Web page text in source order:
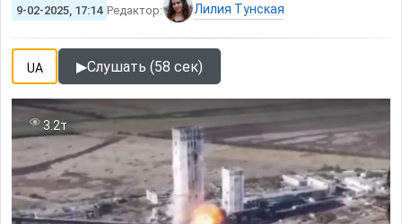
9-02-2025, 17:14 Редактор: Лилия Тунская
UA ▶Слушать (58 сек)
3.2т